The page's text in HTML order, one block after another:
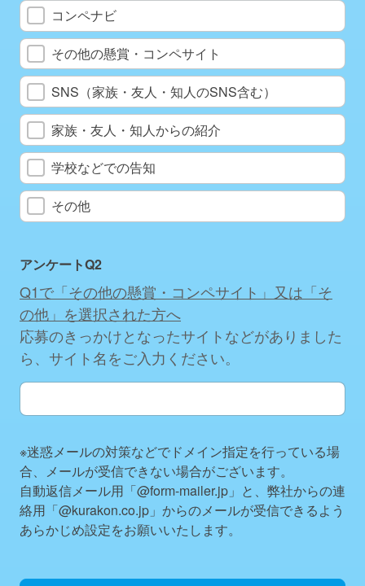
コンペナビ
その他の懸賞・コンペサイト
SNS（家族・友人・知人のSNS含む）
家族・友人・知人からの紹介
学校などでの告知
その他
アンケートQ2
Q1で「その他の懸賞・コンペサイト」又は「そ
の他」を選択された方へ
応募のきっかけとなったサイトなどがありました
ら、サイト名をご入力ください。
アンケートQ2
※迷惑メールの対策などでドメイン指定を行っている場
合、メールが受信できない場合がございます。
自動返信メール用「@form-mailer.jp」と、弊社からの連
絡用「@kurakon.co.jp」からのメールが受信できるよう
あらかじめ設定をお願いいたします。